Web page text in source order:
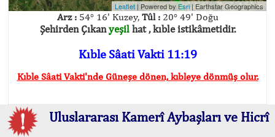
Leaflet | Powered byEsri |Earthstar Geographics
Arz :54° 16' Kuzey, Tûl :20° 49' Doğu
Şehirden Çıkanyeşilhat , kıble istikâmetidir.
Kıble Sâati Vakti 11:19
Kıble Sâati Vakti'nde Güneşe dönen, kıbleye dönmüş olur.
Uluslararası Kamerî Aybaşları ve Hicrî